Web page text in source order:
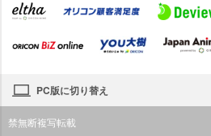
PC版に切り替え
禁無断複写転載